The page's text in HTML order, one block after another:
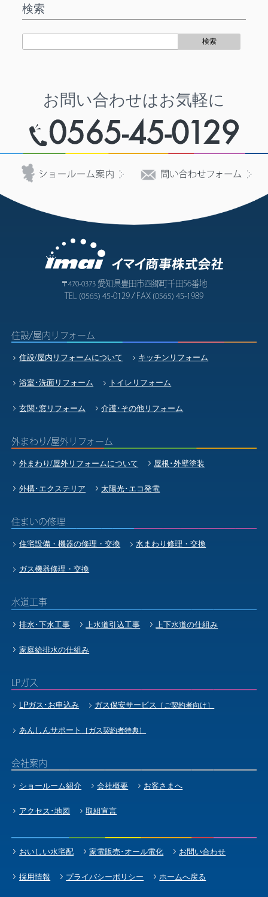
検索
お問い合わせはお気軽に
〒470-0373愛知県豊田市四郷町千田56番地
TEL(0565)45-0129 / FAX(0565)45-1989
住設/屋内リフォーム
住設/屋内リフォームについて キッチンリフォーム
浴室･洗面リフォーム トイレリフォーム
玄関･窓リフォーム 介護･その他リフォーム
外まわり/屋外リフォーム
外まわり/屋外リフォームについて 屋根･外壁塗装
外構･エクステリア 太陽光･エコ発電
住まいの修理
住宅設備・機器の修理・交換 水まわり修理・交換
ガス機器修理・交換
水道工事
排水･下水工事 上水道引込工事 上下水道の仕組み
家庭給排水の仕組み
LPガス
LPガス･お申込み ガス保安サービス ［ご契約者向け］
あんしんサポート ［ガス契約者特典］
会社案内
ショールーム紹介 会社概要 お客さまへ
アクセス･地図 取組宣言
おいしい水宅配 家電販売･オール電化 お問い合わせ
採用情報 プライバシーポリシー ホームへ戻る